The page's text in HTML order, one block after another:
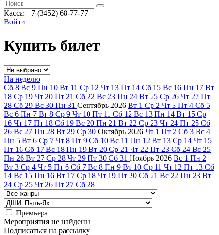
Касса: +7 (3452) 68-77-77
Войти
Купить билет
На неделю
Сб 8 Вс 9 Пн 10 Вт 11 Ср 12 Чт 13 Пт 14 Сб 15 Вс 16 Пн 17 Вт
18 Ср 19 Чт 20 Пт 21 Сб 22 Вс 23 Пн 24 Вт 25 Ср 26 Чт 27 Пт
28 Сб 29 Вс 30 Пн 31 Сентябрь 2026 Вт 1 Ср 2 Чт 3 Пт 4 Сб 5
Вс 6 Пн 7 Вт 8 Ср 9 Чт 10 Пт 11 Сб 12 Вс 13 Пн 14 Вт 15 Ср
16 Чт 17 Пт 18 Сб 19 Вс 20 Пн 21 Вт 22 Ср 23 Чт 24 Пт 25 Сб
26 Вс 27 Пн 28 Вт 29 Ср 30 Октябрь 2026 Чт 1 Пт 2 Сб 3 Вс 4
Пн 5 Вт 6 Ср 7 Чт 8 Пт 9 Сб 10 Вс 11 Пн 12 Вт 13 Ср 14 Чт 15
Пт 16 Сб 17 Вс 18 Пн 19 Вт 20 Ср 21 Чт 22 Пт 23 Сб 24 Вс 25
Пн 26 Вт 27 Ср 28 Чт 29 Пт 30 Сб 31 Ноябрь 2026 Вс 1 Пн 2
Вт 3 Ср 4 Чт 5 Пт 6 Сб 7 Вс 8 Пн 9 Вт 10 Ср 11 Чт 12 Пт 13 Сб
14 Вс 15 Пн 16 Вт 17 Ср 18 Чт 19 Пт 20 Сб 21 Вс 22 Пн 23 Вт
24 Ср 25 Чт 26 Пт 27 Сб 28
Премьера
Мероприятия не найдены
Подписаться на рассылку